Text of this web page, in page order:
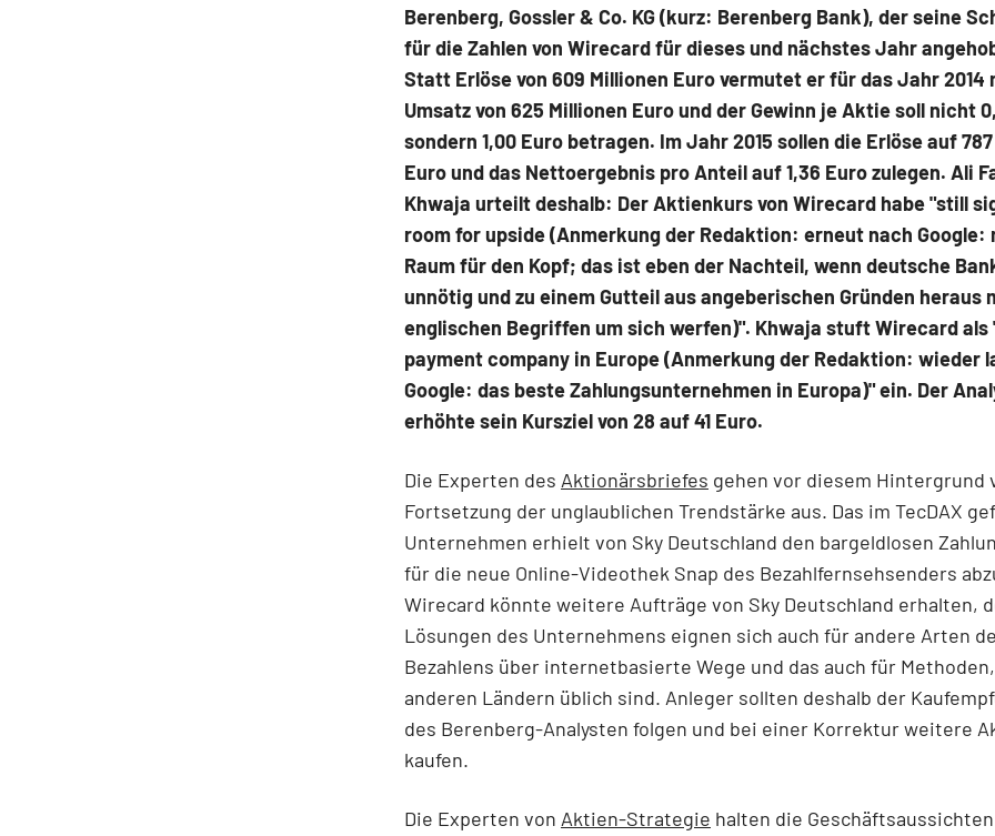
Berenberg, Gossler & Co. KG (kurz: Berenberg Bank), der seine
für die Zahlen von Wirecard für dieses und nächstes Jahr
Statt Erlöse von 609 Millionen Euro vermutet er für das Jahr 2014
Umsatz von 625 Millionen Euro und der Gewinn je Aktie soll nicht
sondern 1,00 Euro betragen. Im Jahr 2015 sollen die Erlöse auf
Euro und das Nettoergebnis pro Anteil auf 1,36 Euro zulegen. Ali
Khwaja urteilt deshalb: Der Aktienkurs von Wirecard habe "still
room for upside (Anmerkung der Redaktion: erneut nach Google:
Raum für den Kopf; das ist eben der Nachteil, wenn deutsche
unnötig und zu einem Gutteil aus angeberischen Gründen heraus
englischen Begriffen um sich werfen)". Khwaja stuft Wirecard als
payment company in Europe (Anmerkung der Redaktion: wieder
Google: das beste Zahlungsunternehmen in Europa)" ein. Der
erhöhte sein Kursziel von 28 auf 41 Euro.
Die Experten des Aktionärsbriefes gehen vor diesem Hintergrund
Fortsetzung der unglaublichen Trendstärke aus. Das im TecDAX
Unternehmen erhielt von Sky Deutschland den bargeldlosen
für die neue Online-Videothek Snap des Bezahlfernsehsenders
Wirecard könnte weitere Aufträge von Sky Deutschland erhalten,
Lösungen des Unternehmens eignen sich auch für andere Arten
Bezahlens über internetbasierte Wege und das auch für
anderen Ländern üblich sind. Anleger sollten deshalb der
des Berenberg-Analysten folgen und bei einer Korrektur weitere
kaufen.
Die Experten von Aktien-Strategie halten die